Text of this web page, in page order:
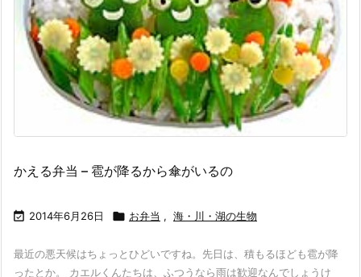
かえる弁当 – 雹が降るから傘がいるの
 2014年6月26日  お弁当 , 海・川・湖の生物
最近の悪天候はちょっとひどいですね。先日は、積もるほども雹が降
ったとか。 カエルくんたちは、ふつうなら雨は歓迎なんでしょうけ